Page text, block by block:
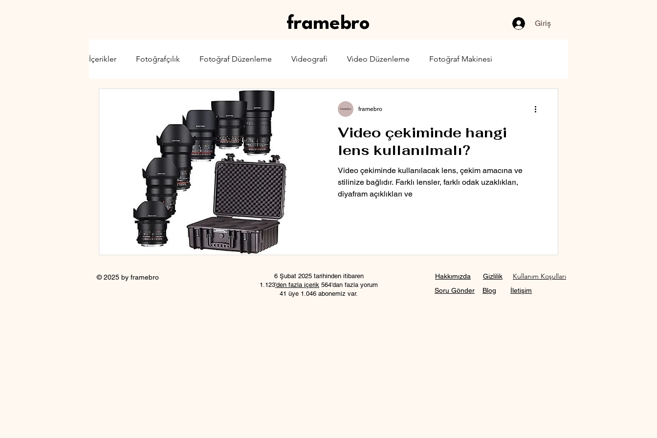
framebro Giriş
İçerikler Fotoğrafçılık Fotoğraf Düzenleme Videografi Video Düzenleme Fotoğraf Makinesi
Video çekiminde hangi
lens kullanılmalı?
Video çekiminde kullanılacak lens, çekim amacına ve
stilinize bağlıdır. Farklı lensler, farklı odak uzaklıkları,
diyafram açıklıkları ve
framebro
© 2025 by framebro
6 Şubat 2025 tarihinden itibaren
1.123'den fazla içerik 564'dan fazla yorum
41 üye 1.046 abonemiz var.
Hakkımızda
Soru Gönder
Gizlilik
Blog
Kullanım Koşulları
İletişim